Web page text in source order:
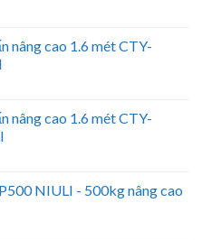
nâng cao 1.6 mét CTY-
nâng cao 1.6 mét CTY-
NIULI - 500kg nâng cao